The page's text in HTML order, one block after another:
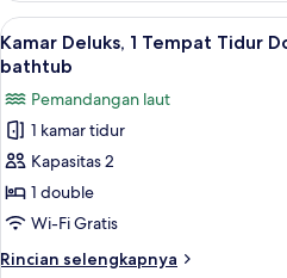
Rokok,
pemandangan
kota
(Shower
Only)
Superior,
1
Tempat
Double,
Bebas
Asap
Rokok,
pemandangan
(Shower
Only)
Lihat
semua
untuk
Kamar
Deluks,
1
Tempat
Tidur
13
Kamar Deluks, 1 Tempat Tidur
bathtub
Pemandangan laut
1 kamar tidur
Kapasitas 2
1 double
Wi-Fi Gratis
Rincian selengkapnya
Rincian